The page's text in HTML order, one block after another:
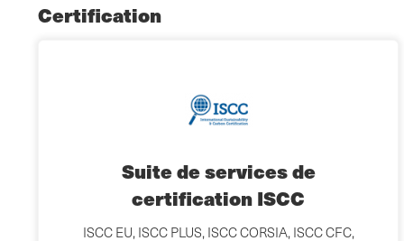
Certification
Suite de services de
certification ISCC
ISCC EU, ISCC PLUS, ISCC CORSIA, ISCC CFC,